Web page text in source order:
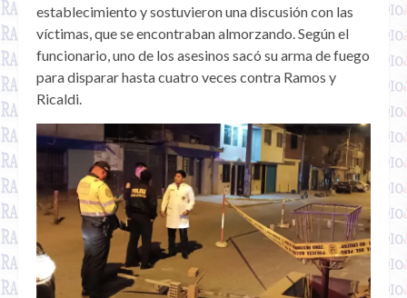
establecimiento y sostuvieron una discusión con las
víctimas, que se encontraban almorzando. Según el
funcionario, uno de los asesinos sacó su arma de fuego
para disparar hasta cuatro veces contra Ramos y
Ricaldi.